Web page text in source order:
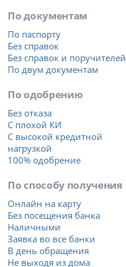
По документам
По паспорту
Без справок
Без справок и поручителей
По двум документам
По одобрению
Без отказа
С плохой КИ
С высокой кредитной
нагрузкой
100% одобрение
По способу получения
Онлайн на карту
Без посещения банка
Наличными
Заявка во все банки
В день обращения
Не выходя из дома